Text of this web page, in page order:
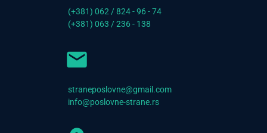
(+381) 062 / 824 - 96 - 74
(+381) 063 / 236 - 138
straneposlovne@gmail.com
info@poslovne-strane.rs